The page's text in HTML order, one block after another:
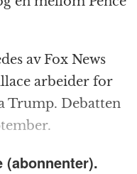
av Fox News
arbeider for
Trump. Debatten
(abonnenter).